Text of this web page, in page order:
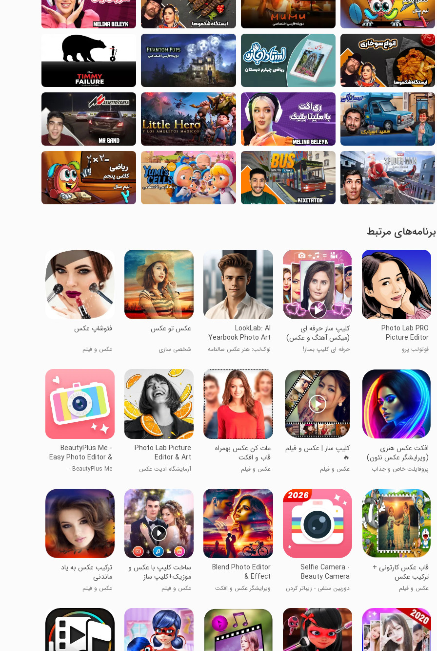
برنامه‌های مرتبط
Photo Lab PRO
Picture Editor
فوتولب پرو
کلیپ ساز حرفه ای
(میکس آهنگ و عکس)
حرفه ای کلیپ بساز!
LookLab: AI
Yearbook Photo Art
لوک‌لب: هنر عکس سالنامه
عکس تو عکس
شخصی سازی
فتوشاپ عکس
عکس و فیلم
افکت عکس هنری
(ویرایشگر عکس نئون)
پروفایلت خاص و جذاب
کلیپ ساز | عکس و فیلم
🔥
عکس و فیلم
مات کن عکس بهمراه
قاب و افکت
عکس و فیلم
Photo Lab Picture
Editor & Art
آزمایشگاه ادیت عکس
BeautyPlus Me -
Easy Photo Editor &
Selfie Camera
BeautyPlus Me -
دوربین سلفی
قاب عکس کارتونی +
ترکیب عکس
عکس و فیلم
Selfie Camera -
Beauty Camera
دوربین سلفی - زیباتر کردن
Blend Photo Editor
& Effect
ویرایشگر عکس و افکت
ساخت کلیپ با عکس و
موزیک+کلیپ ساز
عکس و فیلم
ترکیب عکس به یاد
ماندنی
عکس و فیلم